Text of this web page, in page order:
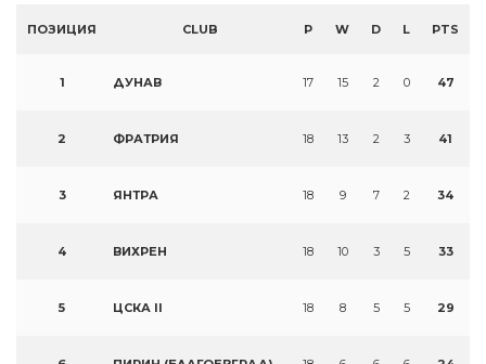
ПОЗИЦИЯ CLUB P W D L PTS
1 ДУНАВ 17 15 2 0 47
2 ФРАТРИЯ 18 13 2 3 41
3 ЯНТРА 18 9 7 2 34
4 ВИХРЕН 18 10 3 5 33
5 ЦСКА II 18 8 5 5 29